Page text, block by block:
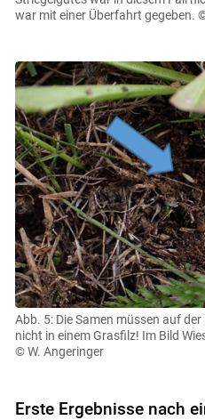
war mit einer Überfahrt gegeben.
Abb. 5: Die Samen müssen auf
nicht in einem Grasfilz! Im Bild
© W. Angeringer
Erste Ergebnisse nach